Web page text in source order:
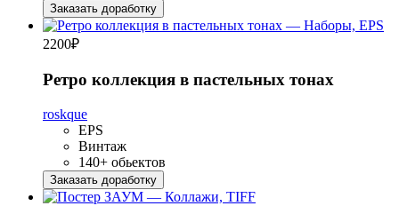
Заказать доработку
2200₽
Ретро коллекция в пастельных тонах
roskque
EPS
Винтаж
140+ обьектов
Заказать доработку